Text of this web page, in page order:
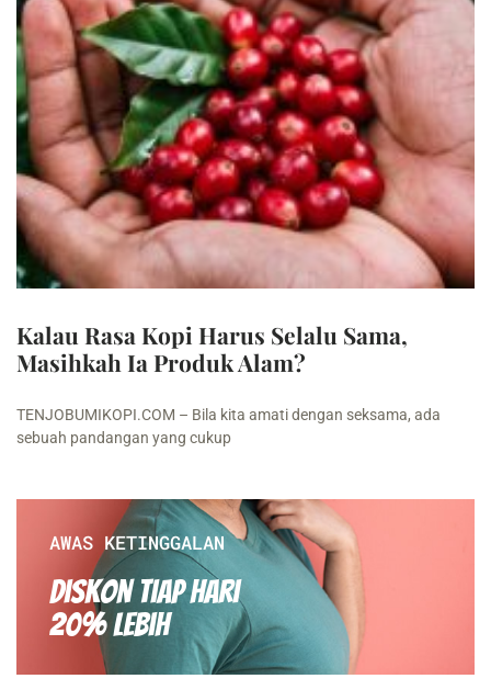
Kalau Rasa Kopi Harus Selalu Sama,
Masihkah Ia Produk Alam?
TENJOBUMIKOPI.COM – Bila kita amati dengan seksama, ada
sebuah pandangan yang cukup
AWAS KETINGGALAN
Diskon Tiap hari
20% Lebih